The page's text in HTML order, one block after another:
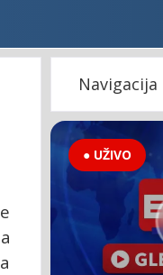
Navigacija
● UŽIVO